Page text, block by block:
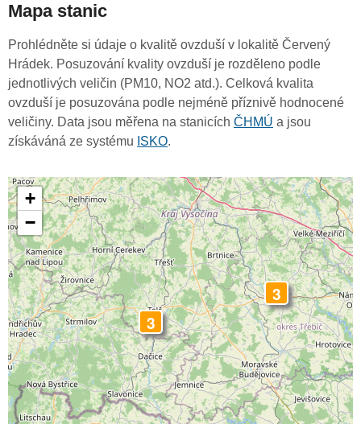
Mapa stanic
Prohlédněte si údaje o kvalitě ovzduší v lokalitě Červený
Hrádek. Posuzování kvality ovzduší je rozděleno podle
jednotlivých veličin (PM10, NO2 atd.). Celková kvalita
ovzduší je posuzována podle nejméně příznivě hodnocené
veličiny. Data jsou měřena na stanicích ČHMÚ a jsou
získáváná ze systému ISKO.
3
3
+
−